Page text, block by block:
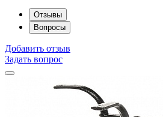
Отзывы
Вопросы
Добавить отзыв
Задать вопрос